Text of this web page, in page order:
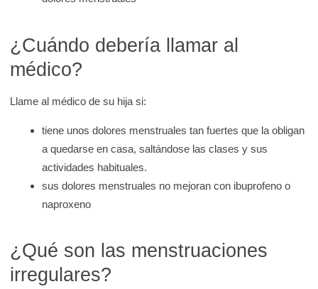
¿Cuándo debería llamar al
médico?
Llame al médico de su hija si:
tiene unos dolores menstruales tan fuertes que la obligan
a quedarse en casa, saltándose las clases y sus
actividades habituales.
sus dolores menstruales no mejoran con ibuprofeno o
naproxeno
¿Qué son las menstruaciones
irregulares?